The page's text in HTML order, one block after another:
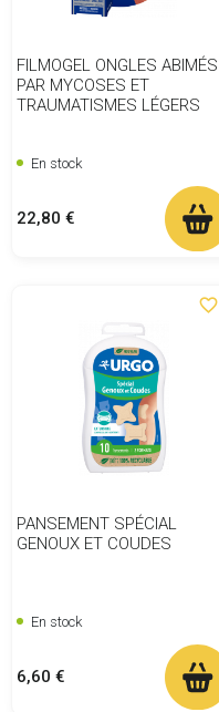
FILMOGEL ONGLES ABIMÉS
PAR MYCOSES ET
TRAUMATISMES LÉGERS
En stock
Prix
22,80 €
favorite_border
PANSEMENT SPÉCIAL
GENOUX ET COUDES
En stock
Prix
6,60 €